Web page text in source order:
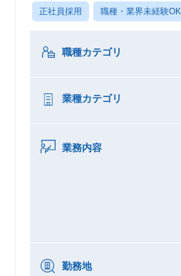
正社員採用 職種・業界未経験OK
職種カテゴリ
業種カテゴリ
業務内容
勤務地